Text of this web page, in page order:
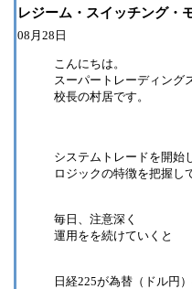
レジーム・スイッチング・
08月28日
こんにちは。
スーパートレーディング
校長の村居です。
システムトレードを開始
ロジックの特徴を把握し
毎日、注意深く
運用をを続けていくと
日経225が為替（ドル円